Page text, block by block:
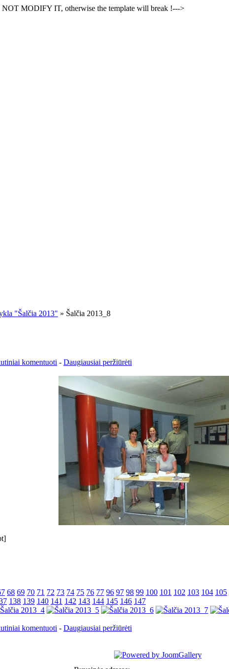
MODIFY IT, otherwise the template will break !--->
"Šalčia 2013" » Šalčia 2013_8
komentuoti - Daugiausiai peržiūrėti
68 69 70 71 72 73 74 75 76 77 96 97 98 99 100 101 102 103 104 105
138 139 140 141 142 143 144 145 146 147
komentuoti - Daugiausiai peržiūrėti